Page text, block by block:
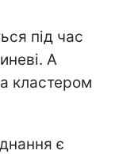
під час
А
кластером
є